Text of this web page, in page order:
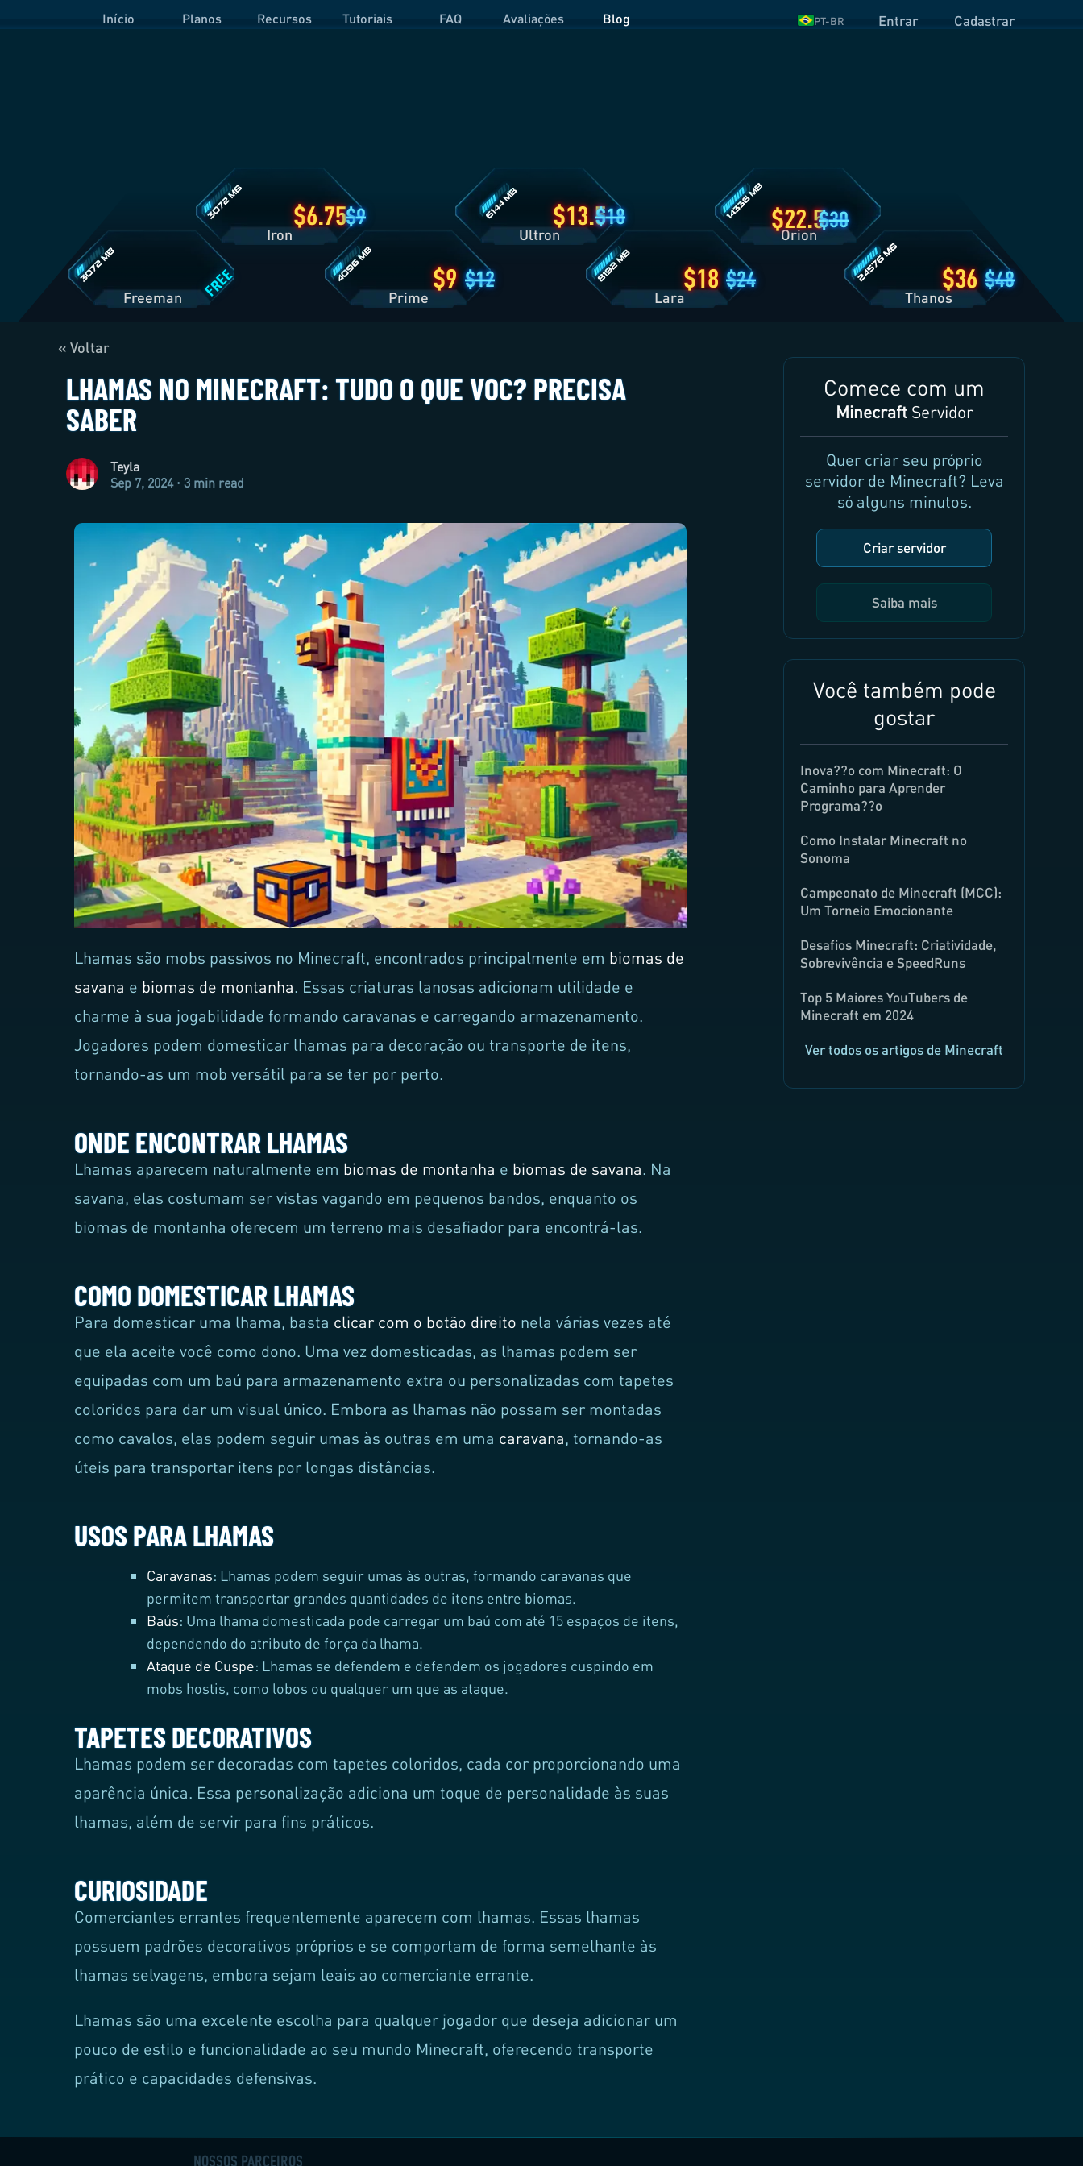
Início Planos Recursos Tutoriais FAQ Avaliações Blog PT-BR Entrar Cadastrar
FREE
Freeman
6.75 9
Iron
9 12
Prime
13.518
Ultron
18 24
Lara
22.530
Orion
36 48
Thanos
« Voltar
LHAMAS NO MINECRAFT: TUDO O QUE VOC? PRECISA
SABER
Teyla
Sep 7, 2024 · 3 min read
Lhamas são mobs passivos no Minecraft, encontrados principalmente em biomas de
savana e biomas de montanha. Essas criaturas lanosas adicionam utilidade e
charme à sua jogabilidade formando caravanas e carregando armazenamento.
Jogadores podem domesticar lhamas para decoração ou transporte de itens,
tornando-as um mob versátil para se ter por perto.
ONDE ENCONTRAR LHAMAS
Lhamas aparecem naturalmente em biomas de montanha e biomas de savana. Na
savana, elas costumam ser vistas vagando em pequenos bandos, enquanto os
biomas de montanha oferecem um terreno mais desafiador para encontrá-las.
COMO DOMESTICAR LHAMAS
Para domesticar uma lhama, basta clicar com o botão direito nela várias vezes até
que ela aceite você como dono. Uma vez domesticadas, as lhamas podem ser
equipadas com um baú para armazenamento extra ou personalizadas com tapetes
coloridos para dar um visual único. Embora as lhamas não possam ser montadas
como cavalos, elas podem seguir umas às outras em uma caravana, tornando-as
úteis para transportar itens por longas distâncias.
USOS PARA LHAMAS
Caravanas: Lhamas podem seguir umas às outras, formando caravanas que
permitem transportar grandes quantidades de itens entre biomas.
Baús: Uma lhama domesticada pode carregar um baú com até 15 espaços de itens,
dependendo do atributo de força da lhama.
Ataque de Cuspe: Lhamas se defendem e defendem os jogadores cuspindo em
mobs hostis, como lobos ou qualquer um que as ataque.
TAPETES DECORATIVOS
Lhamas podem ser decoradas com tapetes coloridos, cada cor proporcionando uma
aparência única. Essa personalização adiciona um toque de personalidade às suas
lhamas, além de servir para fins práticos.
CURIOSIDADE
Comerciantes errantes frequentemente aparecem com lhamas. Essas lhamas
possuem padrões decorativos próprios e se comportam de forma semelhante às
lhamas selvagens, embora sejam leais ao comerciante errante.
Lhamas são uma excelente escolha para qualquer jogador que deseja adicionar um
pouco de estilo e funcionalidade ao seu mundo Minecraft, oferecendo transporte
prático e capacidades defensivas.
Comece com um
MinecraftServidor
Quer criar seu próprio
servidor de Minecraft? Leva
só alguns minutos.
Criar servidor
Saiba mais
Você também pode
gostar
Inova??o com Minecraft: O
Caminho para Aprender
Programa??o
Como Instalar Minecraft no
Sonoma
Campeonato de Minecraft (MCC):
Um Torneio Emocionante
Desafios Minecraft: Criatividade,
Sobrevivência e SpeedRuns
Top 5 Maiores YouTubers de
Minecraft em 2024
Ver todos os artigos de Minecraft
NOSSOS PARCEIROS